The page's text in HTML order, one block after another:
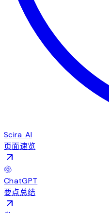
Scira AI
页面速览
ChatGPT
要点总结